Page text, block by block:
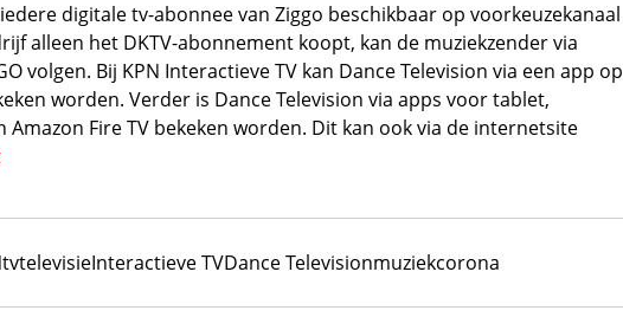
digitale tv-abonnee van Ziggo beschikbaar op voorkeuzekanaal
alleen het DKTV-abonnement koopt, kan de muziekzender via
volgen. Bij KPN Interactieve TV kan Dance Television via een app op
worden. Verder is Dance Television via apps voor tablet,
Amazon Fire TV bekeken worden. Dit kan ook via de internetsite
tvtelevisieInteractieve TVDance Televisionmuziekcorona